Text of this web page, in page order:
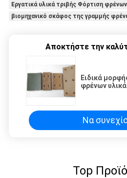
Εργατικά υλικά τριβής Φόρτιση φρένων
βιομηχανικό σκάφος της γραμμής
Αποκτήστε την
Ειδικά
φρένων
Να
Top